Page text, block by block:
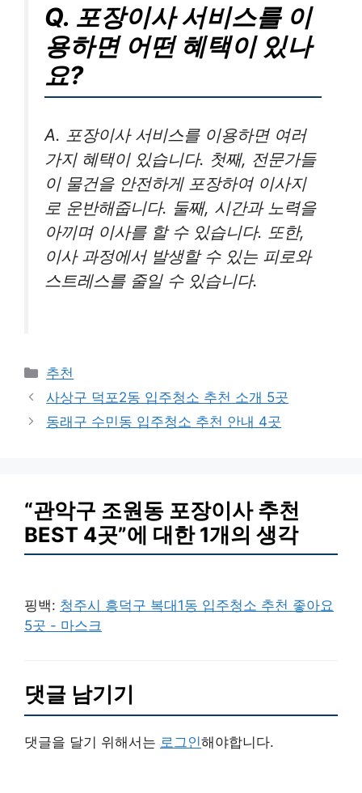
Q. 포장이사 서비스를 이
용하면 어떤 혜택이 있나
요?
A. 포장이사 서비스를 이용하면 여러
가지 혜택이 있습니다. 첫째, 전문가들
이 물건을 안전하게 포장하여 이사지
로 운반해줍니다. 둘째, 시간과 노력을
아끼며 이사를 할 수 있습니다. 또한,
이사 과정에서 발생할 수 있는 피로와
스트레스를 줄일 수 있습니다.
카
테
리
추천
사상구 덕포2동 입주청소 추천 소개 5곳
동래구 수민동 입주청소 추천 안내 4곳
“관악구 조원동 포장이사 추천
BEST 4곳”에 대한 1개의 생각
핑백: 청주시 흥덕구 복대1동 입주청소 추천 좋아요
5곳 - 마스크
댓글 남기기
댓글을 달기 위해서는 로그인해야합니다.